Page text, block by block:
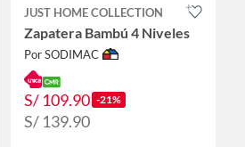
JUST HOME COLLECTION
Zapatera Bambú 4 Niveles
Por SODIMAC
S/ 109.90 -21%
S/ 139.90